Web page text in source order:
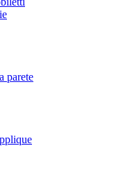
parete